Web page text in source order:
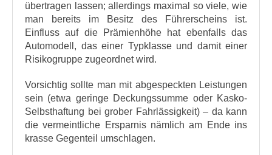
übertragen lassen; allerdings maximal so viele, wie
man bereits im Besitz des Führerscheins ist.
Einfluss auf die Prämienhöhe hat ebenfalls das
Automodell, das einer Typklasse und damit einer
Risikogruppe zugeordnet wird.
Vorsichtig sollte man mit abgespeckten Leistungen
sein (etwa geringe Deckungssumme oder Kasko-
Selbsthaftung bei grober Fahrlässigkeit) – da kann
die vermeintliche Ersparnis nämlich am Ende ins
krasse Gegenteil umschlagen.